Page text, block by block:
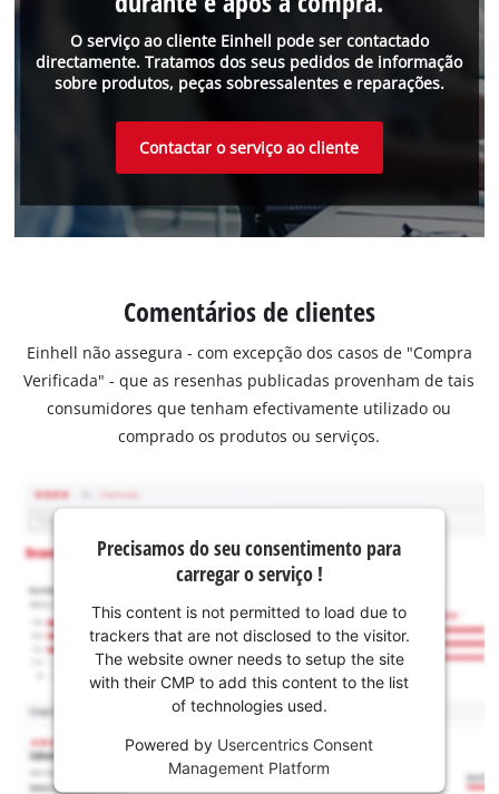
O serviço ao cliente Einhell pode ser contactado
directamente. Tratamos dos seus pedidos de informação
sobre produtos, peças sobressalentes e reparações.
Contactar o serviço ao cliente
Comentários de clientes
Einhell não assegura - com excepção dos casos de "Compra
Verificada" - que as resenhas publicadas provenham de tais
consumidores que tenham efectivamente utilizado ou
comprado os produtos ou serviços.
Precisamos do seu consentimento para
carregar o serviço !
This content is not permitted to load due to
trackers that are not disclosed to the visitor.
The website owner needs to setup the site
with their CMP to add this content to the list
of technologies used.
Powered by Usercentrics Consent
Management Platform